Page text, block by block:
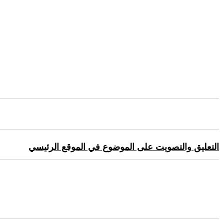
التعليق والتصويت على الموضوع في الموقع الرئيسي